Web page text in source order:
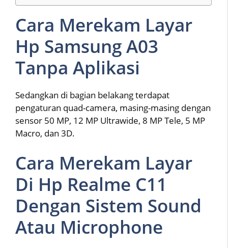
Cara Merekam Layar
Hp Samsung A03
Tanpa Aplikasi
Sedangkan di bagian belakang terdapat
pengaturan quad-camera, masing-masing dengan
sensor 50 MP, 12 MP Ultrawide, 8 MP Tele, 5 MP
Macro, dan 3D.
Cara Merekam Layar
Di Hp Realme C11
Dengan Sistem Sound
Atau Microphone